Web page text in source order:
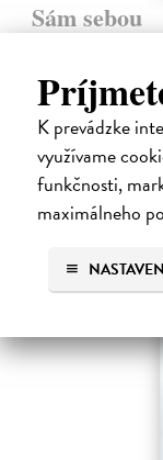
K prevádzke
využívame
funkčnosti,
maximálneho
Sám sebou
nás pracují společně
zkušenosti.
Na sklade
21,47 €
22,60 € ?